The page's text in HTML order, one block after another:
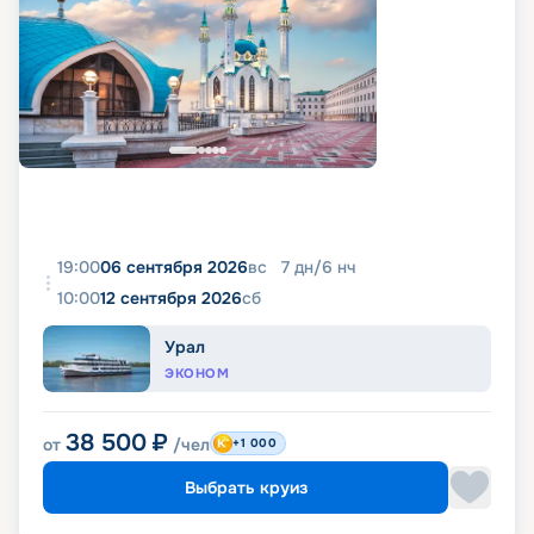
19:0006 сентября 2026вс 7 дн/6 нч
10:0012 сентября 2026сб
Урал
ЭКОНОМ
от 38 500 ₽ /чел +1 000
Выбрать круиз